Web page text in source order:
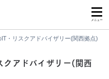
・リスクアドバイザリー(関西拠点)
アドバイザリー(関西